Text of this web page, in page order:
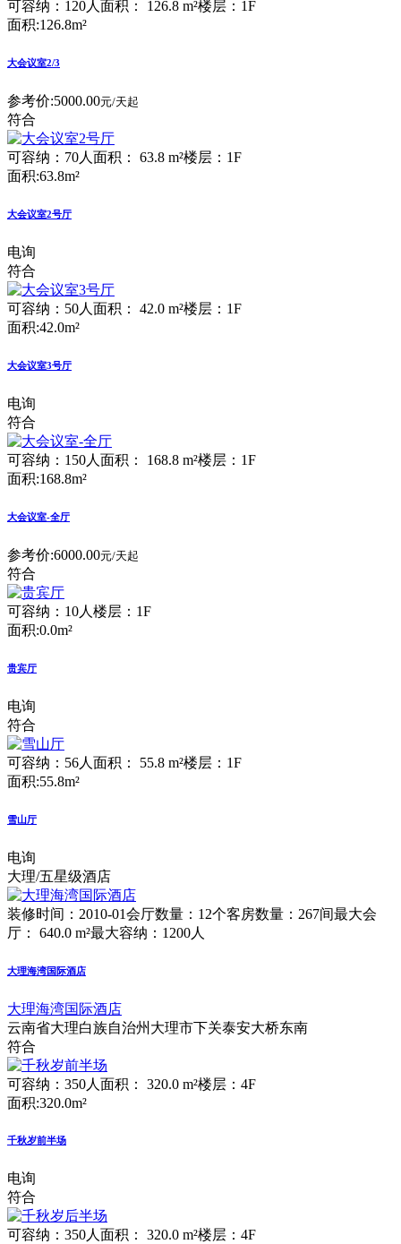
可容纳：120人 面积： 126.8 m²楼层：1F
面积:126.8m²
大会议室2/3
参考价:5000.00元/天起
符合
可容纳：70人 面积： 63.8 m²楼层：1F
面积:63.8m²
大会议室2号厅
电询
符合
可容纳：50人 面积： 42.0 m²楼层：1F
面积:42.0m²
大会议室3号厅
电询
符合
可容纳：150人 面积： 168.8 m²楼层：1F
面积:168.8m²
大会议室-全厅
参考价:6000.00元/天起
符合
可容纳：10人 楼层：1F
面积:0.0m²
贵宾厅
电询
符合
可容纳：56人 面积： 55.8 m²楼层：1F
面积:55.8m²
雪山厅
电询
大理/五星级酒店
装修时间：2010-01会厅数量：12个客房数量：267间最大会
厅： 640.0 m²最大容纳：1200人
大理海湾国际酒店
大理海湾国际酒店
云南省大理白族自治州大理市下关泰安大桥东南
符合
可容纳：350人 面积： 320.0 m²楼层：4F
面积:320.0m²
千秋岁前半场
电询
符合
可容纳：350人面积： 320.0 m²楼层：4F